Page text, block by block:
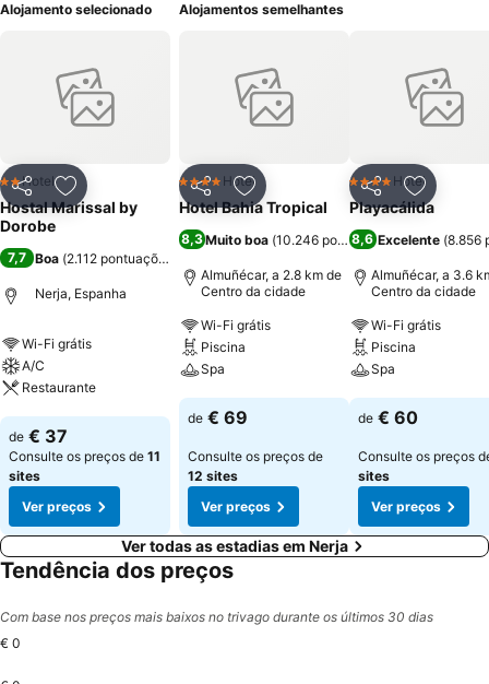
Alojamento selecionado
PartilharAdicionar aos favoritos
2 Estrelas
Hotel
Hostal Marissal by
Dorobe
7,7 Boa (2.112 pontuações
Nerja, Espanha
Wi-Fi grátis
A/C
Restaurante
Ver preços
de € 37
Consulte os preços de 11
sites
Ver preços
Alojamentos semelhantes
PartilharAdicionar aos favoritos
4 EstrelasHotel
Hotel Bahia Tropical
8,3Muito boa (10.246 pontuações)
Almuñécar, a 2.8 km de
Centro da cidade
Wi-Fi grátis
Piscina
Spa
Ver preços
de € 69
Consulte os preços de
12 sites
Ver preços
Partilhar
4 EstrelasHotel
Playacálida
8,6 Excelente (8.856
Almuñécar, a 3.6
Centro da cidade
Wi-Fi grátis
Piscina
Spa
Ver preços
de € 60
Consulte os preços
sites
Ver preços
Ver todas as estadias em Nerja
Tendência dos preços
Com base nos preços mais baixos no trivago durante os últimos 30 dias
€ 0